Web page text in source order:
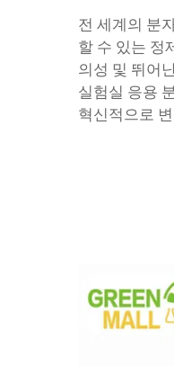
전 세계의 분
할 수 있는 정
의성 및 뛰어
실험실 응용
혁신적으로